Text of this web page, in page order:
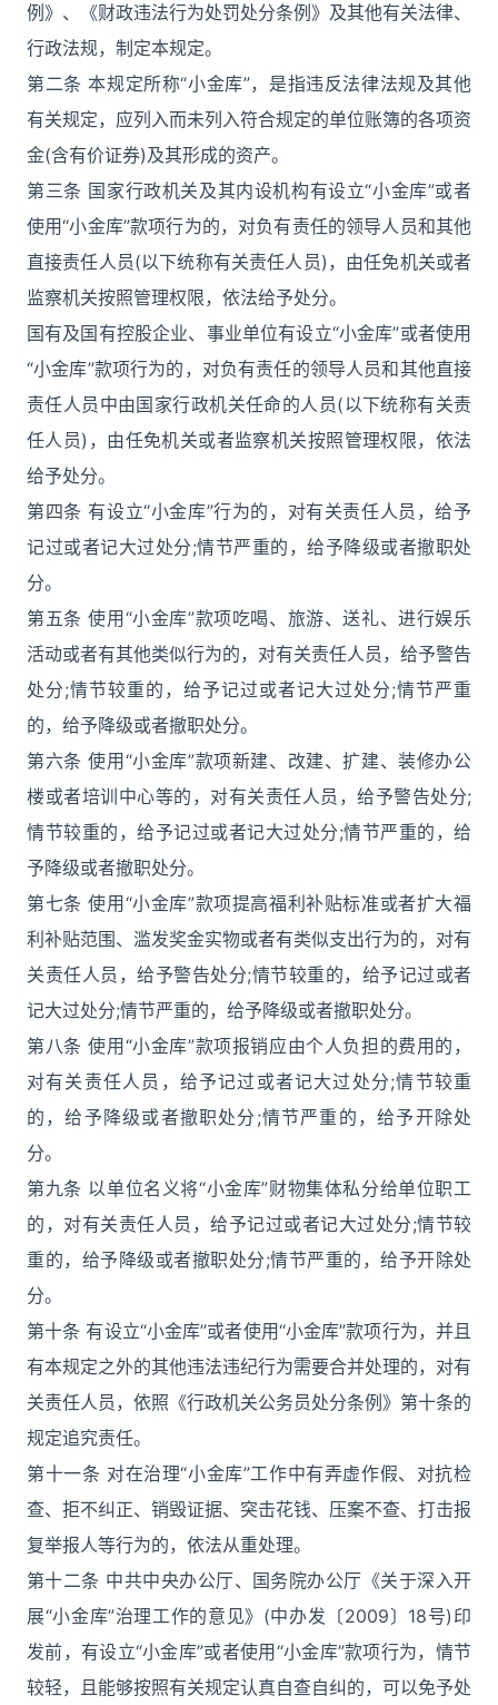
例》、《财政违法行为处罚处分条例》及其他有关法律、
行政法规，制定本规定。
第二条 本规定所称“小金库”，是指违反法律法规及其他
有关规定，应列入而未列入符合规定的单位账簿的各项资
金(含有价证券)及其形成的资产。
第三条 国家行政机关及其内设机构有设立“小金库”或者
使用“小金库”款项行为的，对负有责任的领导人员和其他
直接责任人员(以下统称有关责任人员)，由任免机关或者
监察机关按照管理权限，依法给予处分。
国有及国有控股企业、事业单位有设立“小金库”或者使用
“小金库”款项行为的，对负有责任的领导人员和其他直接
责任人员中由国家行政机关任命的人员(以下统称有关责
任人员)，由任免机关或者监察机关按照管理权限，依法
给予处分。
第四条 有设立“小金库”行为的，对有关责任人员，给予
记过或者记大过处分;情节严重的，给予降级或者撤职处
分。
第五条 使用“小金库”款项吃喝、旅游、送礼、进行娱乐
活动或者有其他类似行为的，对有关责任人员，给予警告
处分;情节较重的，给予记过或者记大过处分;情节严重
的，给予降级或者撤职处分。
第六条 使用“小金库”款项新建、改建、扩建、装修办公
楼或者培训中心等的，对有关责任人员，给予警告处分;
情节较重的，给予记过或者记大过处分;情节严重的，给
予降级或者撤职处分。
第七条 使用“小金库”款项提高福利补贴标准或者扩大福
利补贴范围、滥发奖金实物或者有类似支出行为的，对有
关责任人员，给予警告处分;情节较重的，给予记过或者
记大过处分;情节严重的，给予降级或者撤职处分。
第八条 使用“小金库”款项报销应由个人负担的费用的，
对有关责任人员，给予记过或者记大过处分;情节较重
的，给予降级或者撤职处分;情节严重的，给予开除处
分。
第九条 以单位名义将“小金库”财物集体私分给单位职工
的，对有关责任人员，给予记过或者记大过处分;情节较
重的，给予降级或者撤职处分;情节严重的，给予开除处
分。
第十条 有设立“小金库”或者使用“小金库”款项行为，并且
有本规定之外的其他违法违纪行为需要合并处理的，对有
关责任人员，依照《行政机关公务员处分条例》第十条的
规定追究责任。
第十一条 对在治理“小金库”工作中有弄虚作假、对抗检
查、拒不纠正、销毁证据、突击花钱、压案不查、打击报
复举报人等行为的，依法从重处理。
第十二条 中共中央办公厅、国务院办公厅《关于深入开
展“小金库”治理工作的意见》(中办发〔2009〕18号)印
发前，有设立“小金库”或者使用“小金库”款项行为，情节
较轻，且能够按照有关规定认真自查自纠的，可以免予处